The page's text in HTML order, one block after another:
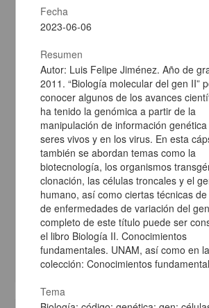
Suite orquestal tras las Suites No. 2 y 3
Sebastian Bach, Johann - Coordinación de
UNAM
2023-06-17
Artes y Humanidades
Fecha
2023-06-06
Resumen
Autor: Luis Felipe Jiménez. Año de
2011. “Biología molecular del gen II”
conocer algunos de los avances
ha tenido la genómica a partir de la
manipulación de información
seres vivos y en los virus. En esta
también se abordan temas como la
biotecnología, los organismos
clonación, las células troncales y el
humano, así como ciertas técnicas
de enfermedades de variación del
completo de este título puede ser
el libro Biología II. Conocimientos
fundamentales. UNAM, así como en la
colección: Conocimientos
Tema